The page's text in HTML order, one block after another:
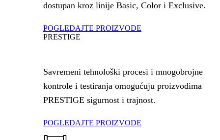
dostupan kroz linije Basic, Color i Exclusive.
POGLEDAJTE PROIZVODE
PRESTIGE
Savremeni tehnološki procesi i mnogobrojne
kontrole i testiranja omogućuju proizvodima
PRESTIGE sigurnost i trajnost.
POGLEDAJTE PROIZVODE